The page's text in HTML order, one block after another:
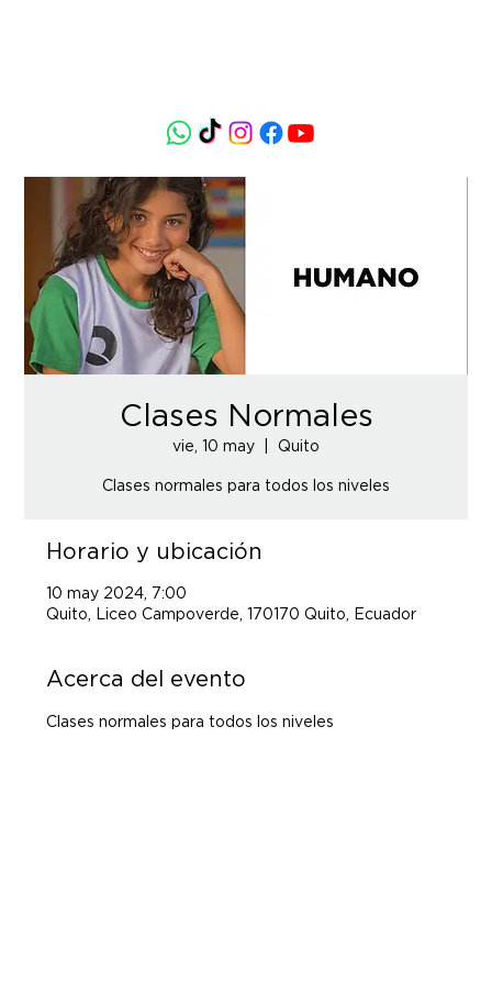
Clases Normales
vie, 10 may Quito
Clases normales para todos los niveles
Horario y ubicación
10 may 2024, 7:00
Quito, Liceo Campoverde, 170170 Quito, Ecuador
Acerca del evento
Clases normales para todos los niveles